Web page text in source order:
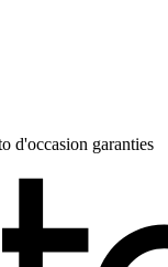
auto d'occasion